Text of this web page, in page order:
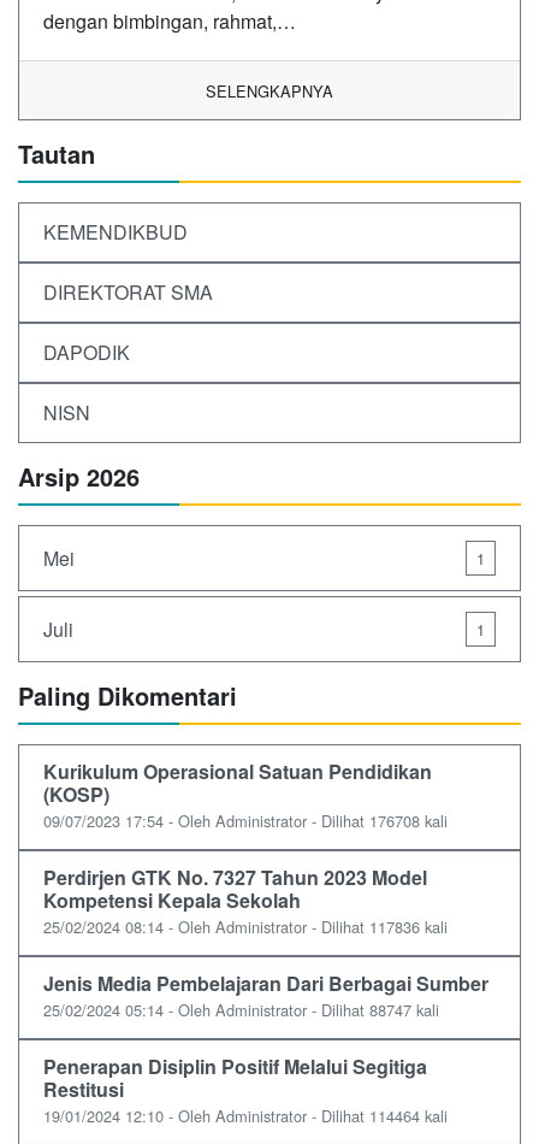
dengan bimbingan, rahmat,…
SELENGKAPNYA
Tautan
KEMENDIKBUD
DIREKTORAT SMA
DAPODIK
NISN
Arsip 2026
Mei 1
Juli 1
Paling Dikomentari
Kurikulum Operasional Satuan Pendidikan
(KOSP)
09/07/2023 17:54 - Oleh Administrator - Dilihat 176708 kali
Perdirjen GTK No. 7327 Tahun 2023 Model
Kompetensi Kepala Sekolah
25/02/2024 08:14 - Oleh Administrator - Dilihat 117836 kali
Jenis Media Pembelajaran Dari Berbagai Sumber
25/02/2024 05:14 - Oleh Administrator - Dilihat 88747 kali
Penerapan Disiplin Positif Melalui Segitiga
Restitusi
19/01/2024 12:10 - Oleh Administrator - Dilihat 114464 kali